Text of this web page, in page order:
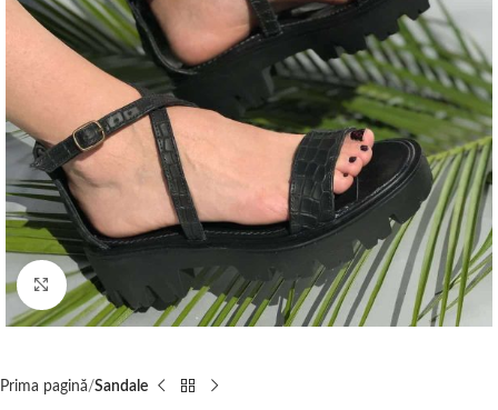
Click to enlarge
Prima pagină Sandale